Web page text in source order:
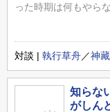
った時期は何もやら
対談 | 執行草舟／神
知らな
がしん